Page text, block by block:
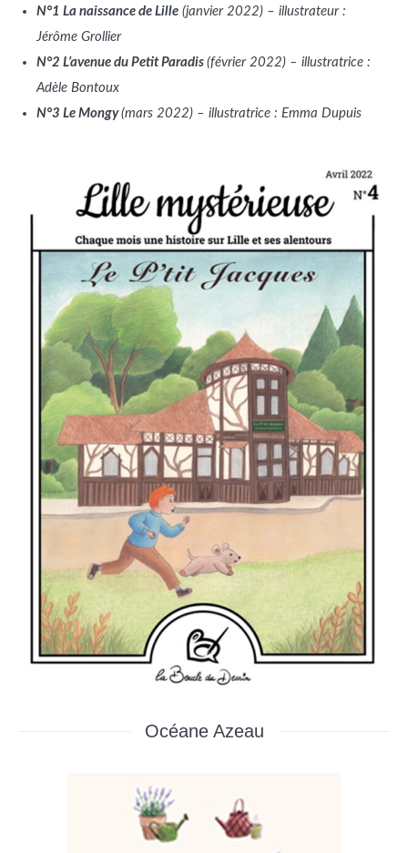
N°1 La naissance de Lille (janvier 2022) – illustrateur :
Jérôme Grollier
N°2 L’avenue du Petit Paradis (février 2022) – illustratrice :
Adèle Bontoux
N°3 Le Mongy(mars 2022) – illustratrice : Emma Dupuis
Océane Azeau